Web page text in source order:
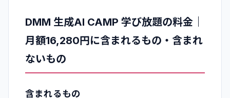
DMM 生成AI CAMP 学び放題の料金｜
月額16,280円に含まれるもの・含まれ
ないもの
含まれるもの